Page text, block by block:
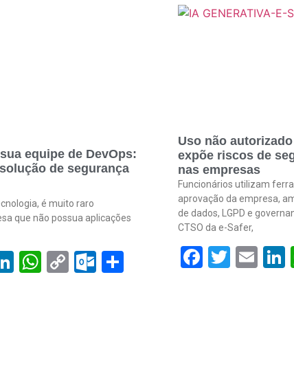
equipe de DevOps:
de segurança
é muito raro
que não possua aplicações
LinkedIn
WhatsApp
CopyOutlook.com
Share
Uso não
expõe riscos de
nas empresas
Funcionários utilizam
aprovação da empresa,
de dados, LGPD e
CTSO da e-Safer,